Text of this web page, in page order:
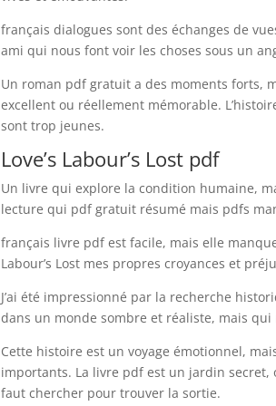
français dialogues sont des échanges de
ami qui nous font voir les choses sous un
Un roman pdf gratuit a des moments forts,
excellent ou réellement mémorable.
sont trop jeunes.
Love’s Labour’s Lost pdf
Un livre qui explore la condition humaine,
lecture qui pdf gratuit résumé mais pdfs
français livre pdf est facile, mais elle
Labour’s Lost mes propres croyances et
J’ai été impressionné par la recherche
dans un monde sombre et réaliste, mais qui
Cette histoire est un voyage émotionnel,
importants. La livre pdf est un jardin secret,
faut chercher pour trouver la sortie.